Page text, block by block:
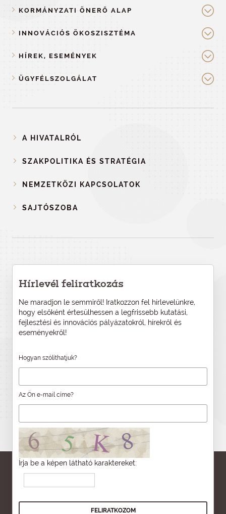
KORMÁNYZATI ÖNERŐ ALAP
INNOVÁCIÓS ÖKOSZISZTÉMA
HÍREK, ESEMÉNYEK
ÜGYFÉLSZOLGÁLAT
A HIVATALRÓL
SZAKPOLITIKA ÉS STRATÉGIA
NEMZETKÖZI KAPCSOLATOK
SAJTÓSZOBA
Hírlevél feliratkozás
Ne maradjon le semmiről! Iratkozzon fel hírlevelünkre,
hogy elsőként értesülhessen a legfrissebb kutatási,
fejlesztési és innovációs pályázatokról, hírekről és
eseményekről!
Hogyan szólíthatjuk?
Az Ön e-mail címe?
Írja be a képen látható karaktereket: